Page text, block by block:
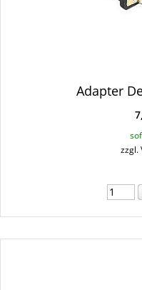
Adapter
zzgl.